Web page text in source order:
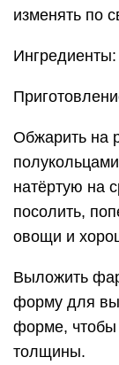
изменять по
Ингредиенты:
Обжарить на
натёртую на
посолить,
овощи и
Выложить
форму для
форме, чтобы
толщины.